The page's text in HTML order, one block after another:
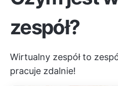
zespół?
Wirtualny zespół to
pracuje zdalnie!